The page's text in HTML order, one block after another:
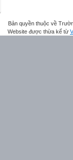
Bản quyền thuộc về
Website được thừa kế từ